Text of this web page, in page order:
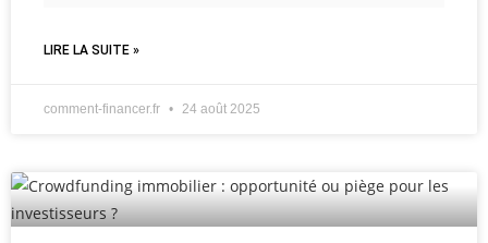
LIRE LA SUITE »
comment-financer.fr 24 août 2025